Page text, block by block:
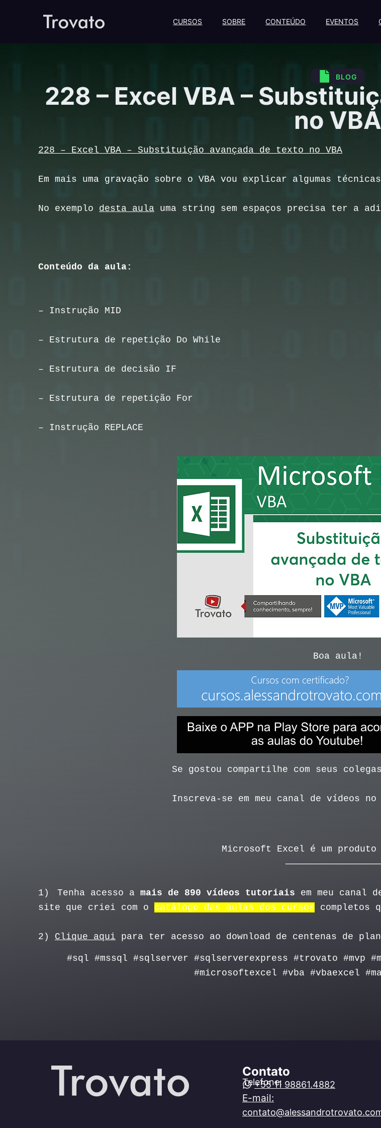
CURSOS SOBRE CONTEÚDO EVENTOS
BLOG
228 – Excel VBA –
no VBA
228 – Excel VBA – Substituição avançada de texto no VBA
Em mais uma gravação sobre o VBA vou explicar algumas
No exemplo desta aula uma string sem espaços precisa ter a
Conteúdo da aula:
– Instrução MID
– Estrutura de repetição Do While
– Estrutura de decisão IF
– Estrutura de repetição For
– Instrução REPLACE
Boa aula!
Se gostou compartilhe com seus
Inscreva-se em meu canal de vídeos no
Microsoft Excel é um
1) Tenha acesso a mais de 890 vídeos tutoriais em meu canal
site que criei com o catálogo das aulas dos cursos completos
2) Clique aqui para ter acesso ao download de centenas de
#sql #mssql #sqlserver #sqlserverexpress #trovato #mvp
#microsoftexcel #vba #vbaexcel
Contato
Telefone:
+55 11 98861.4882
E-mail: